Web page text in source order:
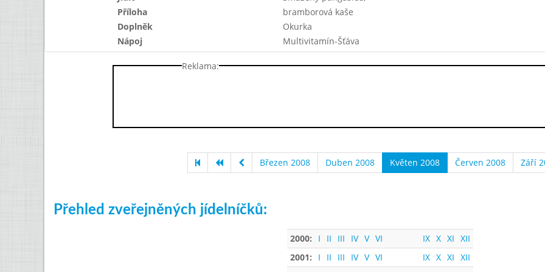
Příloha
bramborová kaše
Doplněk
Okurka
Nápoj
Multivitamín-Šťáva
Reklama:
Březen 2008 Duben 2008 Květen 2008 Červen 2008 Září
Přehled zveřejněných jídelníčků:
2000: I II III IV V VI IX X XI XII
2001:
I II III IV V VI IX X XI XII